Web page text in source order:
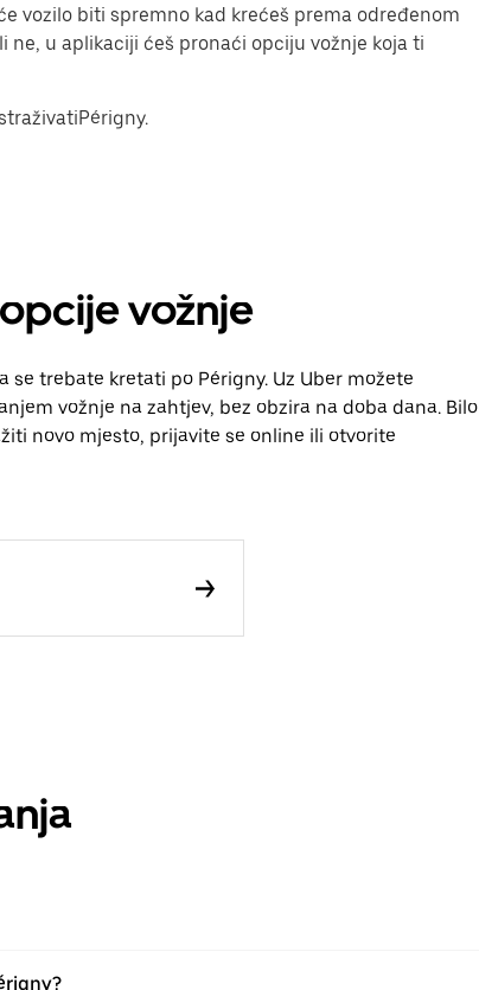
vozilo biti spremno kad krećeš prema određenom
ne, u aplikaciji ćeš pronaći opciju vožnje koja ti
vožnje
trebate kretati po Périgny. Uz Uber možete
vožnje na zahtjev, bez obzira na doba dana. Bilo
novo mjesto, prijavite se online ili otvorite